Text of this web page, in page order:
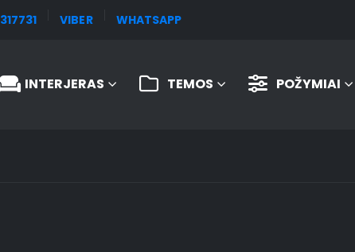
VIBER WHATSAPP
INTERJERAS TEMOS POŽYMIAI